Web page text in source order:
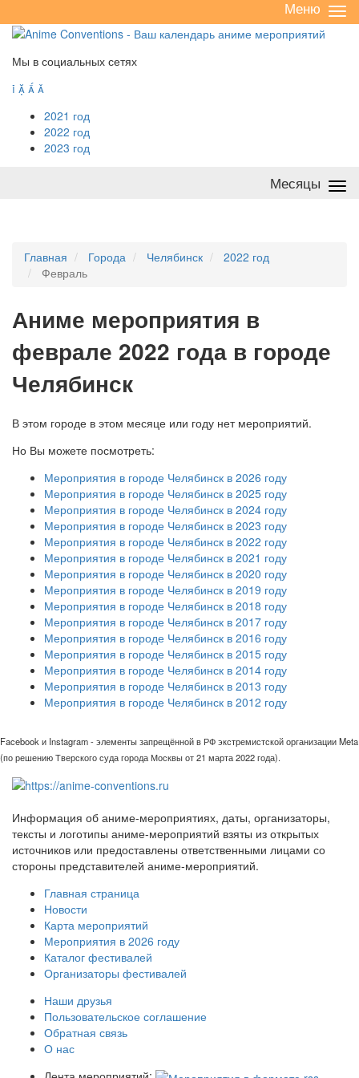
/
Меню
Мы в социальных сетях
   
2021 год
2022 год
2023 год
Месяцы
Главная Города Челябинск
2022 год
Февраль
Аниме мероприятия в
феврале 2022 года в городе
Челябинск
В этом городе в этом месяце или году нет мероприятий.
Но Вы можете посмотреть:
Мероприятия в городе Челябинск в 2026 году
Мероприятия в городе Челябинск в 2025 году
Мероприятия в городе Челябинск в 2024 году
Мероприятия в городе Челябинск в 2023 году
Мероприятия в городе Челябинск в 2022 году
Мероприятия в городе Челябинск в 2021 году
Мероприятия в городе Челябинск в 2020 году
Мероприятия в городе Челябинск в 2019 году
Мероприятия в городе Челябинск в 2018 году
Мероприятия в городе Челябинск в 2017 году
Мероприятия в городе Челябинск в 2016 году
Мероприятия в городе Челябинск в 2015 году
Мероприятия в городе Челябинск в 2014 году
Мероприятия в городе Челябинск в 2013 году
Мероприятия в городе Челябинск в 2012 году
Facebook и Instagram - элементы запрещённой в РФ экстремистской организации Meta
(по решению Тверского суда города Москвы от 21 марта 2022 года).
Информация об аниме-мероприятиях, даты, организаторы,
тексты и логотипы аниме-мероприятий взяты из открытых
источников или предоставлены ответственными лицами со
стороны представителей аниме-мероприятий.
Главная страница
Новости
Карта мероприятий
Мероприятия в 2026 году
Каталог фестивалей
Организаторы фестивалей
Наши друзья
Пользовательское соглашение
Обратная связь
О нас